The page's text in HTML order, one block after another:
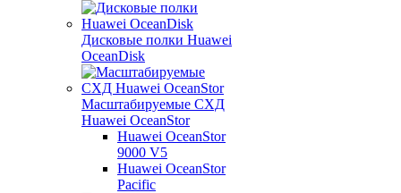
Дисковые полки Huawei
OceanDisk
Масштабируемые СХД
Huawei OceanStor
Huawei OceanStor
9000 V5
Huawei OceanStor
Pacific